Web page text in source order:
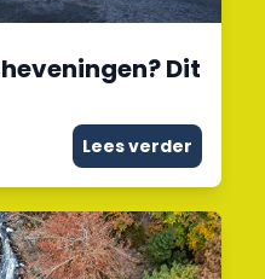
Dit
Lees verder